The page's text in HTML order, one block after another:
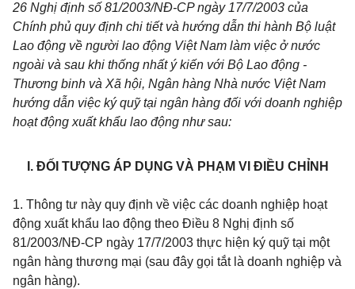
26 Nghị định số 81/2003/NĐ-CP ngày 17/7/2003 của
Chính phủ quy định chi tiết và hướng dẫn thi hành Bộ luật
Lao động về người lao động Việt Nam làm việc ở nước
ngoài và sau khi thống nhất ý kiến với Bộ Lao động -
Thương binh và Xã hội, Ngân hàng Nhà nước Việt Nam
hướng dẫn việc ký quỹ tại ngân hàng đối với doanh nghiệp
hoạt động xuất khẩu lao động như sau:
I. ĐỐI TƯỢNG ÁP DỤNG VÀ PHẠM VI ĐIỀU CHỈNH
1. Thông tư này quy định về việc các doanh nghiệp hoạt
động xuất khẩu lao động theo Điều 8 Nghị định số
81/2003/NĐ-CP ngày 17/7/2003 thực hiện ký quỹ tại một
ngân hàng thương mại (sau đây gọi tắt là doanh nghiệp và
ngân hàng).